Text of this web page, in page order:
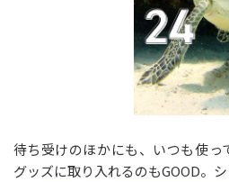
待ち受けのほかにも、いつも使っ
グッズに取り入れるのもGOOD。